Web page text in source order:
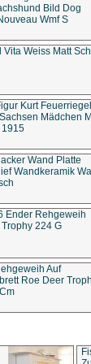
Bild Dog
Wmf S
Vita Weiss Matt
Kurt Feuerriegel
Mädchen
1915
Wand Platte
Wandkeramik Wall
Ender Rehgeweih
224 G
Auf
Roe Deer